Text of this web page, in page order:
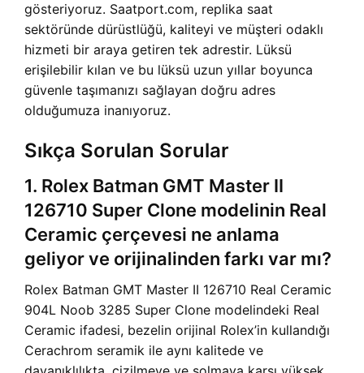
gösteriyoruz. Saatport.com, replika saat
sektöründe dürüstlüğü, kaliteyi ve müşteri odaklı
hizmeti bir araya getiren tek adrestir. Lüksü
erişilebilir kılan ve bu lüksü uzun yıllar boyunca
güvenle taşımanızı sağlayan doğru adres
olduğumuza inanıyoruz.
Sıkça Sorulan Sorular
1. Rolex Batman GMT Master II
126710 Super Clone modelinin Real
Ceramic çerçevesi ne anlama
geliyor ve orijinalinden farkı var mı?
Rolex Batman GMT Master II 126710 Real Ceramic
904L Noob 3285 Super Clone modelindeki Real
Ceramic ifadesi, bezelin orijinal Rolex’in kullandığı
Cerachrom seramik ile aynı kalitede ve